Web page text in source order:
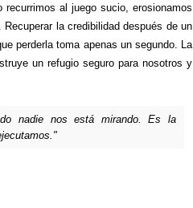
al juego sucio, erosionamos
la credibilidad después de un
perderla toma apenas un segundo. La
un refugio seguro para nosotros y
nadie nos está mirando. Es la